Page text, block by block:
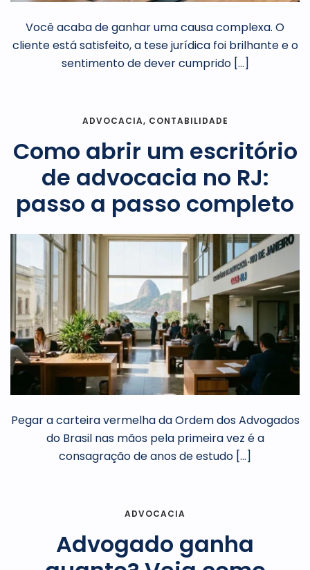
Você acaba de ganhar uma causa complexa. O
cliente está satisfeito, a tese jurídica foi brilhante e o
sentimento de dever cumprido […]
ADVOCACIA, CONTABILIDADE
Como abrir um escritório
de advocacia no RJ:
passo a passo completo
Pegar a carteira vermelha da Ordem dos Advogados
do Brasil nas mãos pela primeira vez é a
consagração de anos de estudo […]
ADVOCACIA
Advogado ganha